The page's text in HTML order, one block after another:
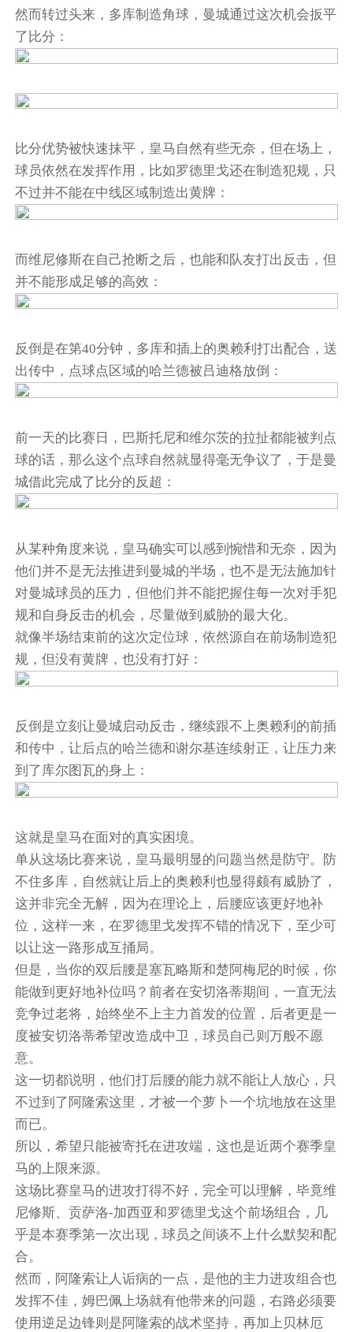
然而转过头来，多库制造角球，曼城通过这次机会扳平
了比分：
比分优势被快速抹平，皇马自然有些无奈，但在场上，
球员依然在发挥作用，比如罗德里戈还在制造犯规，只
不过并不能在中线区域制造出黄牌：
而维尼修斯在自己抢断之后，也能和队友打出反击，但
并不能形成足够的高效：
反倒是在第40分钟，多库和插上的奥赖利打出配合，送
出传中，点球点区域的哈兰德被吕迪格放倒：
前一天的比赛日，巴斯托尼和维尔茨的拉扯都能被判点
球的话，那么这个点球自然就显得毫无争议了，于是曼
城借此完成了比分的反超：
从某种角度来说，皇马确实可以感到惋惜和无奈，因为
他们并不是无法推进到曼城的半场，也不是无法施加针
对曼城球员的压力，但他们并不能把握住每一次对手犯
规和自身反击的机会，尽量做到威胁的最大化。
就像半场结束前的这次定位球，依然源自在前场制造犯
规，但没有黄牌，也没有打好：
反倒是立刻让曼城启动反击，继续跟不上奥赖利的前插
和传中，让后点的哈兰德和谢尔基连续射正，让压力来
到了库尔图瓦的身上：
这就是皇马在面对的真实困境。
单从这场比赛来说，皇马最明显的问题当然是防守。防
不住多库，自然就让后上的奥赖利也显得颇有威胁了，
这并非完全无解，因为在理论上，后腰应该更好地补
位，这样一来，在罗德里戈发挥不错的情况下，至少可
以让这一路形成互捅局。
但是，当你的双后腰是塞瓦略斯和楚阿梅尼的时候，你
能做到更好地补位吗？前者在安切洛蒂期间，一直无法
竞争过老将，始终坐不上主力首发的位置，后者更是一
度被安切洛蒂希望改造成中卫，球员自己则万般不愿
意。
这一切都说明，他们打后腰的能力就不能让人放心，只
不过到了阿隆索这里，才被一个萝卜一个坑地放在这里
而已。
所以，希望只能被寄托在进攻端，这也是近两个赛季皇
马的上限来源。
这场比赛皇马的进攻打得不好，完全可以理解，毕竟维
尼修斯、贡萨洛-加西亚和罗德里戈这个前场组合，几
乎是本赛季第一次出现，球员之间谈不上什么默契和配
合。
然而，阿隆索让人诟病的一点，是他的主力进攻组合也
发挥不佳，姆巴佩上场就有他带来的问题，右路必须要
使用逆足边锋则是阿隆索的战术坚持，再加上贝林厄